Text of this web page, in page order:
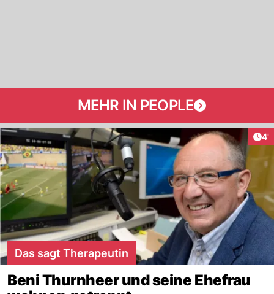
MEHR IN PEOPLE
4'
Das sagt Therapeutin
Beni Thurnheer und seine Ehefrau